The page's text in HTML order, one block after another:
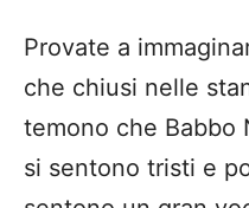
Provate a
che chiusi nelle
temono che Babbo
si sentono tristi e